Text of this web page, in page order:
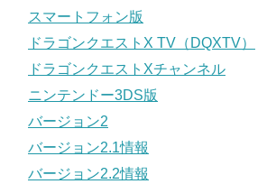
スマートフォン版
ドラゴンクエストX TV（DQXTV）
ドラゴンクエストXチャンネル
ニンテンドー3DS版
バージョン2
バージョン2.1情報
バージョン2.2情報